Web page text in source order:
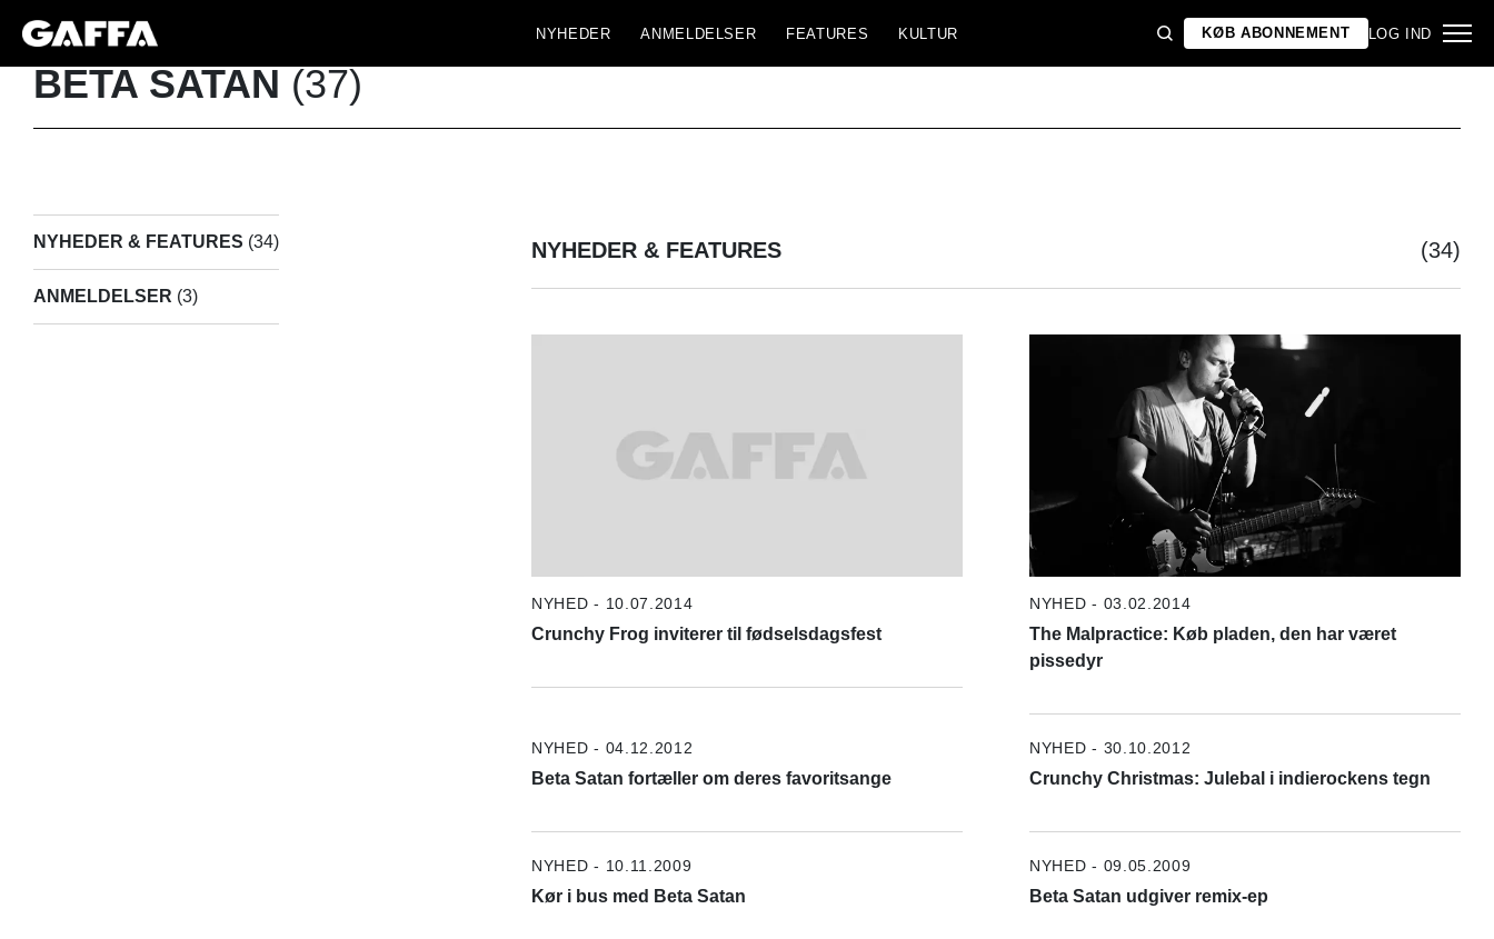
NYHEDER ANMELDELSER FEATURES KULTUR KØB ABONNEMENT LOG IND
BETA SATAN (37)
NYHEDER & FEATURES (34)
ANMELDELSER (3)
NYHEDER & FEATURES (34)
NYHED - 10.07.2014
Crunchy Frog inviterer til fødselsdagsfest
NYHED - 03.02.2014
The Malpractice: Køb pladen, den har været
pissedyr
NYHED - 04.12.2012
Beta Satan fortæller om deres favoritsange
NYHED - 30.10.2012
Crunchy Christmas: Julebal i indierockens tegn
NYHED - 10.11.2009
Kør i bus med Beta Satan
NYHED - 09.05.2009
Beta Satan udgiver remix-ep